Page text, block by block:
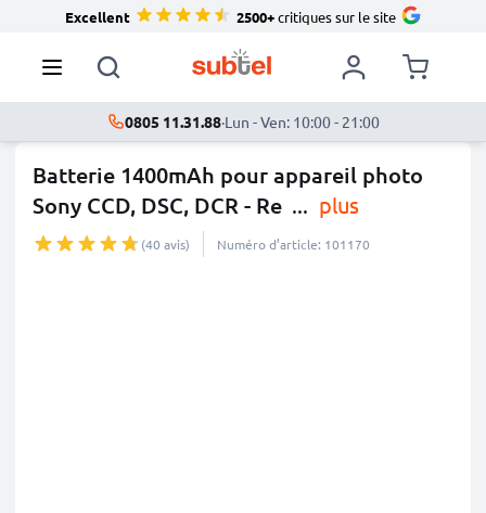
Excellent 2500+critiques sur le site
0805 11.31.88·Lun - Ven: 10:00 - 21:00
Batterie 1400mAh pour appareil photo
Sony CCD, DSC, DCR - Re ... plus
(40 avis) Numéro d’article: 101170